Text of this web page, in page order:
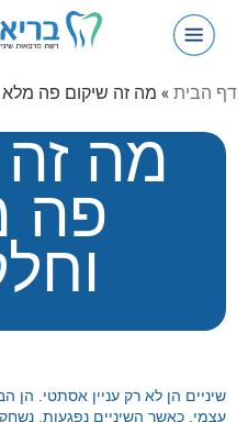
דף הבית» מה זה שיקום פה מלא
מה זה
פה
שיניים הן לא רק עניין אסתטי. הן
עצמי. כאשר השיניים נפגעות,